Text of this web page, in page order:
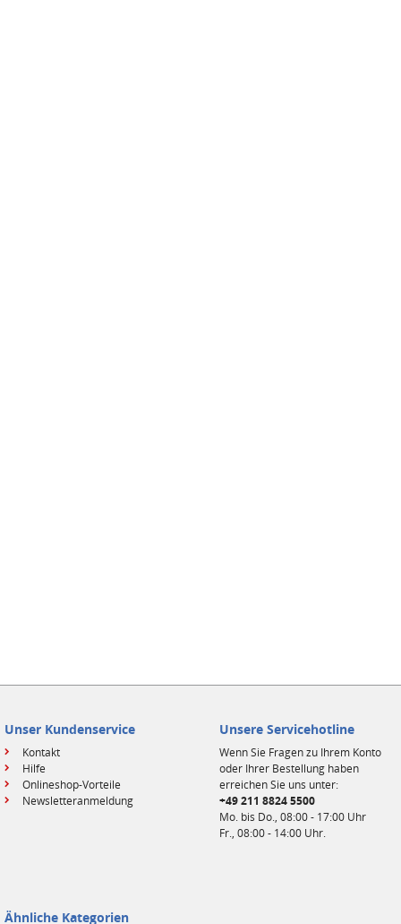
Unser Kundenservice
Kontakt
Hilfe
Onlineshop-Vorteile
Newsletteranmeldung
Unsere Servicehotline
Wenn Sie Fragen zu Ihrem Konto
oder Ihrer Bestellung haben
erreichen Sie uns unter:
+49 211 8824 5500
Mo. bis Do., 08:00 - 17:00 Uhr
Fr., 08:00 - 14:00 Uhr.
Ähnliche Kategorien